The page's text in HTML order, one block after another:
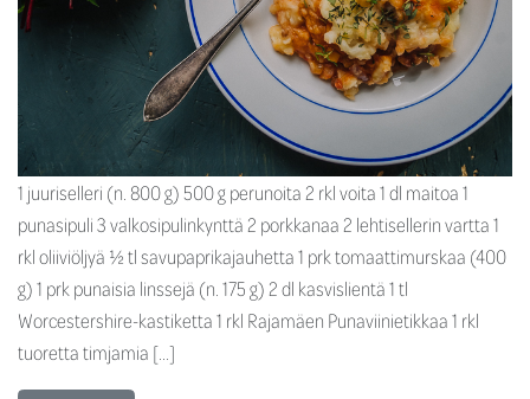
1 juuriselleri (n. 800 g) 500 g perunoita 2 rkl voita 1 dl maitoa 1
punasipuli 3 valkosipulinkynttä 2 porkkanaa 2 lehtisellerin vartta 1
rkl oliiviöljyä ½ tl savupaprikajauhetta 1 prk tomaattimurskaa (400
g) 1 prk punaisia linssejä (n. 175 g) 2 dl kasvislientä 1 tl
Worcestershire-kastiketta 1 rkl Rajamäen Punaviinietikkaa 1 rkl
tuoretta timjamia […]